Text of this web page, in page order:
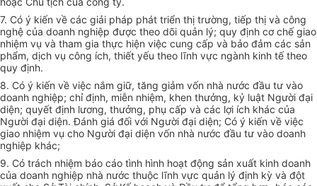
7. Có ý kiến về các giải pháp phát triển thị trường, tiếp thị và công
nghệ của doanh nghiệp được theo dõi quản lý; quy định cơ chế giao
nhiệm vụ và tham gia thực hiện việc cung cấp và bảo đảm các sản
phẩm, dịch vụ công ích, thiết yếu theo lĩnh vực ngành kinh tế theo
quy định.
8. Có ý kiến về việc nắm giữ, tăng giảm vốn nhà nước đầu tư vào
doanh nghiệp; chỉ định, miễn nhiệm, khen thưởng, kỷ luật Người đại
diện; quyết định lương, thưởng, phụ cấp và các lợi ích khác của
Người đại diện. Đánh giá đối với Người đại diện; Có ý kiến về việc
giao nhiệm vụ cho Người đại diện vốn nhà nước đầu tư vào doanh
nghiệp khác;
9. Có trách nhiệm báo cáo tình hình hoạt động sản xuất kinh doanh
của doanh nghiệp nhà nước thuộc lĩnh vực quản lý định kỳ và đột